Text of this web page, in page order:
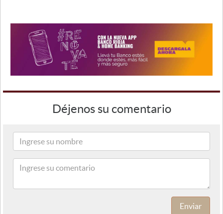
Déjenos su comentario
Enviar